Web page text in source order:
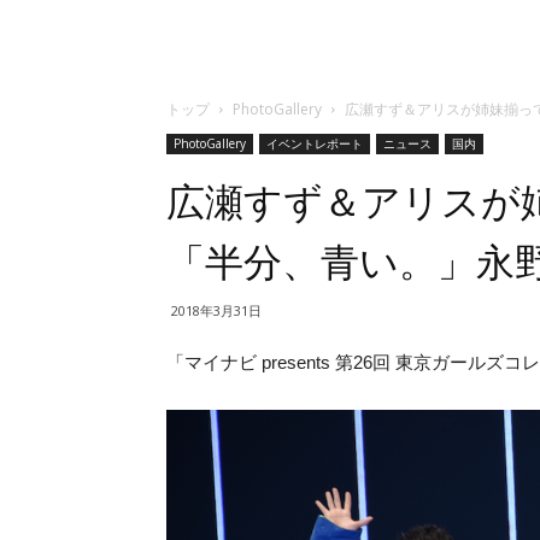
トップ PhotoGallery 広瀬すず＆アリスが姉妹揃
PhotoGallery イベントレポート ニュース 国内
広瀬すず＆アリスが
「半分、青い。」
2018年3月31日
「マイナビ presents 第26回 東京ガールズコ